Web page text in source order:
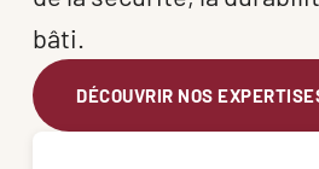
bâti.
DÉCOUVRIR NOS